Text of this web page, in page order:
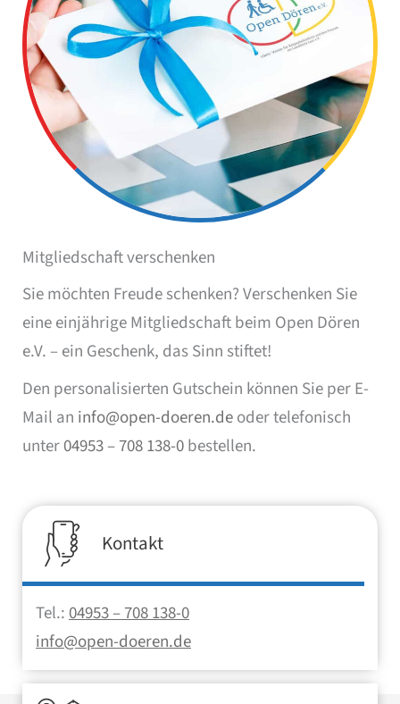
Mitgliedschaft verschenken
Sie möchten Freude schenken? Verschenken Sie
eine einjährige Mitgliedschaft beim Open Dören
e.V. – ein Geschenk, das Sinn stiftet!
Den personalisierten Gutschein können Sie per E-
Mail an info@open-doeren.deoder telefonisch
unter04953 – 708 138-0bestellen.
Kontakt
Tel.:04953 – 708 138-0
info@open-doeren.de